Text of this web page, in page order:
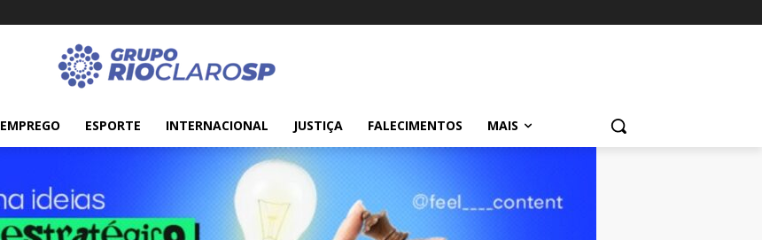
EMPREGO ESPORTE INTERNACIONAL JUSTIÇA FALECIMENTOS MAIS